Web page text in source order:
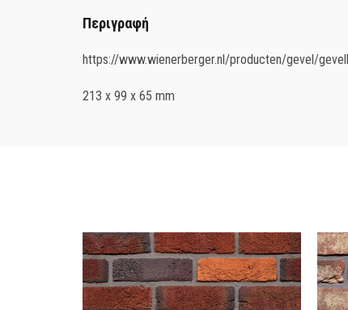
Περιγραφή
https://www.wienerberger.nl/producten/gevel/
213 x 99 x 65 mm